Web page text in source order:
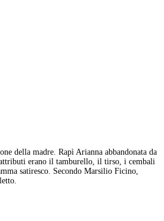
della madre. Rapì Arianna abbandonata da
attributi erano il tamburello, il tirso, i cembali
satiresco. Secondo Marsilio Ficino,